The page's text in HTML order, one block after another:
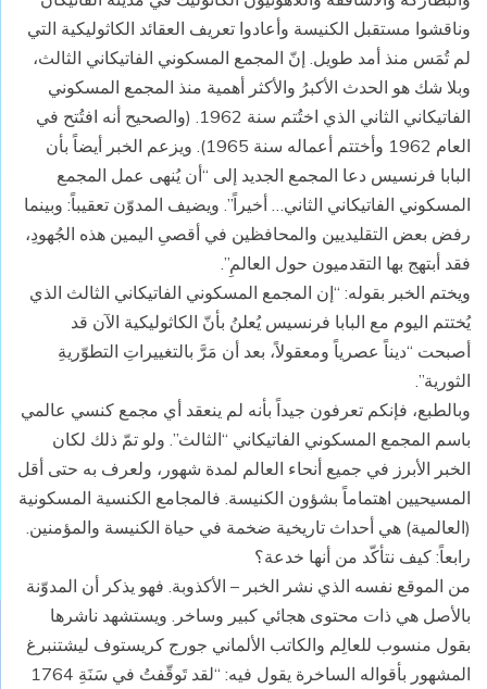
وناقشوا مستقبل الكنيسة وأعادوا تعريف العقائد الكاثوليكية التي
لم تُمَس منذ أمد طويل. إنّ المجمع المسكوني الفاتيكاني الثالث،
وبلا شك هو الحدث الأكبرُ والأكثر أهمية منذ المجمع المسكوني
الفاتيكاني الثاني الذي اختُتم سنة 1962. (والصحيح أنه افتُتح في
العام 1962 وأختتم أعماله سنة 1965). ويزعم الخبر أيضاً بأن
البابا فرنسيس دعا المجمع الجديد إلى “أن يُنهى عمل المجمع
المسكوني الفاتيكاني الثاني… أخيراً”. ويضيف المدوّن تعقيباً: وبينما
رفض بعض التقليديين والمحافظين في أقصىِ اليمين هذه الجُهودِ،
فقد أبتهج بها التقدميون حول العالمِ”.
ويختم الخبر بقوله: “إن المجمع المسكوني الفاتيكاني الثالث الذي
يُختتم اليوم مع البابا فرنسيس يُعلنُ بأنّ الكاثوليكية الآن قد
أصبحت “ديناً عصرياً ومعقولاً، بعد أن مَرَّ بالتغييراتِ التطوّريةِ
الثورية”.
وبالطبع، فإنكم تعرفون جيداً بأنه لم ينعقد أي مجمع كنسي عالمي
باسم المجمع المسكوني الفاتيكاني “الثالث”. ولو تمّ ذلك لكان
الخبر الأبرز في جميع أنحاء العالم لمدة شهور، ولعرف به حتى أقل
المسيحيين اهتماماً بشؤون الكنيسة. فالمجامع الكنسية المسكونية
(العالمية) هي أحداث تاريخية ضخمة في حياة الكنيسة والمؤمنين.
رابعاً: كيف نتأكّد من أنها خدعة؟
من الموقع نفسه الذي نشر الخبر – الأكذوبة. فهو يذكر أن المدوّنة
بالأصل هي ذات محتوى هجائي كبير وساخر. ويستشهد ناشرها
بقول منسوب للعالِم والكاتب الألماني جورج كريستوف ليشتنبرغ
المشهور بأقواله الساخرة يقول فيه: “لقد تَوقّفتُ في سَنَةِ 1764